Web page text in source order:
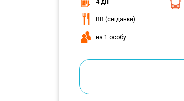
ВВ (сніданки)
на 1 особу